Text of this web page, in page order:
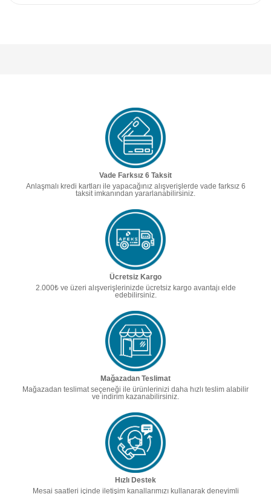
Vade Farksız 6 Taksit
Anlaşmalı kredi kartları ile yapacağınız alışverişlerde vade farksız 6
taksit imkanından yararlanabilirsiniz.
Ücretsiz Kargo
2.000₺ ve üzeri alışverişlerinizde ücretsiz kargo avantajı elde
edebilirsiniz.
Mağazadan Teslimat
Mağazadan teslimat seçeneği ile ürünlerinizi daha hızlı teslim alabilir
ve indirim kazanabilirsiniz.
Hızlı Destek
Mesai saatleri içinde iletişim kanallarımızı kullanarak deneyimli